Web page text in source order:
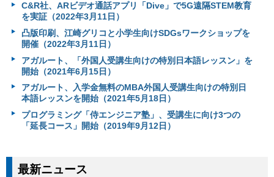
C&R社、ARビデオ通話アプリ「Dive」で5G遠隔STEM教育
を実証（2022年3月11日）
凸版印刷、江崎グリコと小学生向けSDGsワークショップを
開催（2022年3月11日）
アガルート、「外国人受講生向けの特別日本語レッスン」を
開始（2021年6月15日）
アガルート、入学金無料のMBA外国人受講生向けの特別日
本語レッスンを開始（2021年5月18日）
プログラミング「侍エンジニア塾」、受講生に向け3つの
「延長コース」開始（2019年9月12日）
最新ニュース